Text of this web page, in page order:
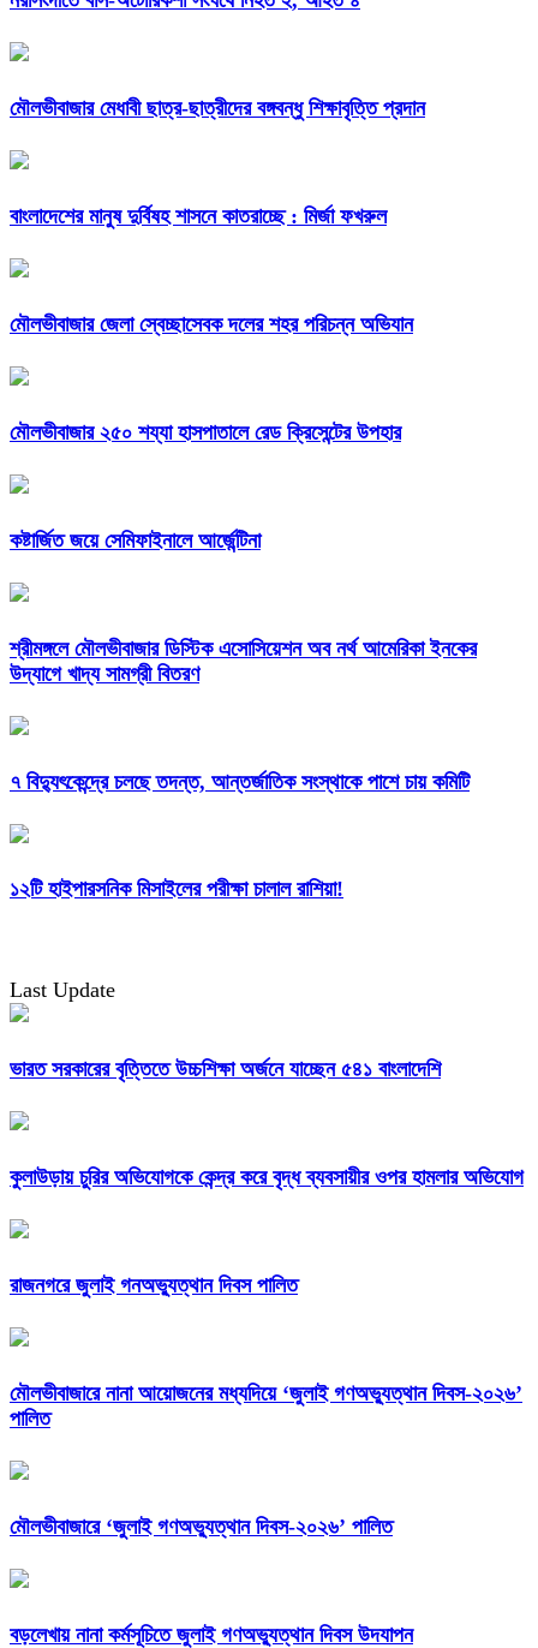
মৌলভীবাজার মেধাবী ছাত্র-ছাত্রীদের বঙ্গবন্ধু শিক্ষাবৃত্তি প্রদান
বাংলাদেশের মানুষ দুর্বিষহ শাসনে কাতরাচ্ছে : মির্জা ফখরুল
মৌলভীবাজার জেলা স্বেচ্ছাসেবক দলের শহর পরিচন্ন অভিযান
মৌলভীবাজার ২৫০ শয্যা হাসপাতালে রেড ক্রিসেন্টের উপহার
কষ্টার্জিত জয়ে সেমিফাইনালে আর্জেন্টিনা
শ্রীমঙ্গলে মৌলভীবাজার ডিস্টিক এসোসিয়েশন অব নর্থ আমেরিকা ইনকের
উদ্যাগে খাদ্য সামগ্রী বিতরণ
৭ বিদ্যুৎকেন্দ্রে চলছে তদন্ত, আন্তর্জাতিক সংস্থাকে পাশে চায় কমিটি
১২টি হাইপারসনিক মিসাইলের পরীক্ষা চালাল রাশিয়া!
Last Update
ভারত সরকারের বৃত্তিতে উচ্চশিক্ষা অর্জনে যাচ্ছেন ৫৪১ বাংলাদেশি
কুলাউড়ায় চুরির অভিযোগকে কেন্দ্র করে বৃদ্ধ ব্যবসায়ীর ওপর হামলার অভিযোগ
রাজনগরে জুলাই গনঅভ্যুত্থান দিবস পালিত
মৌলভীবাজারে নানা আয়োজনের মধ্যদিয়ে ‘জুলাই গণঅভ্যুত্থান দিবস-২০২৬’
পালিত
মৌলভীবাজারে ‘জুলাই গণঅভ্যুত্থান দিবস-২০২৬’ পালিত
বড়লেখায় নানা কর্মসূচিতে জুলাই গণঅভ্যুত্থান দিবস উদযাপন